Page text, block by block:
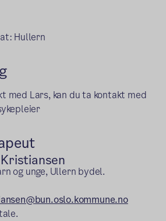
Hullern
med Lars, kan du ta kontakt med
og unge, Ullern bydel.